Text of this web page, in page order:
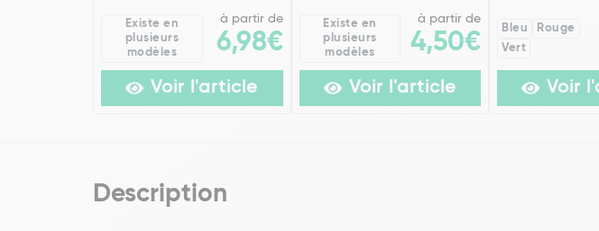
Existe en
plusieurs
modèles
à partir de
6,98€
Voir l'article
Existe en
plusieurs
modèles
à partir de
4,50€
Voir l'article
Bleu
Rouge
Vert
Voir
Description